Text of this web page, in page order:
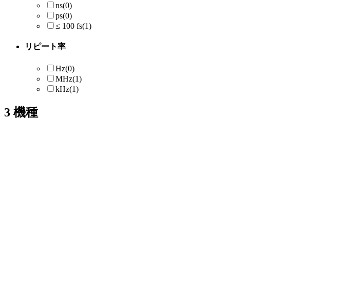
ns(0)
ps(0)
≤ 100 fs(1)
リピート率
Hz(0)
MHz(1)
kHz(1)
3 機種